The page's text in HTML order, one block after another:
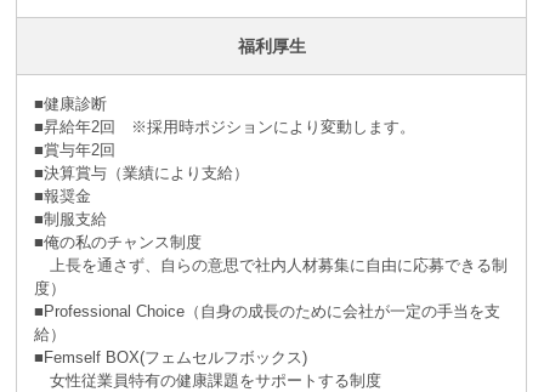
福利厚生
■健康診断
■昇給年2回 ※採⽤時ポジションにより変動します。
■賞与年2回
■決算賞与（業績により⽀給）
■報奨⾦
■制服支給
■俺の私のチャンス制度
上長を通さず、自らの意思で社内人材募集に自由に応募できる制
度）
■Professional Choice（自身の成長のために会社が⼀定の手当を支
給）
■Femself BOX(フェムセルフボックス)
女性従業員特有の健康課題をサポートする制度